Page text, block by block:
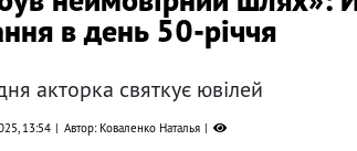
в день 50-річчя
акторка святкує ювілей
13:54 Автор: Коваленко Наталья